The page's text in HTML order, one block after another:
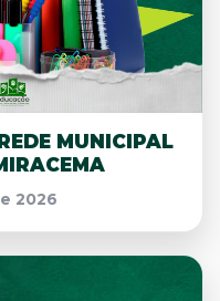
MUNICIPAL
2026